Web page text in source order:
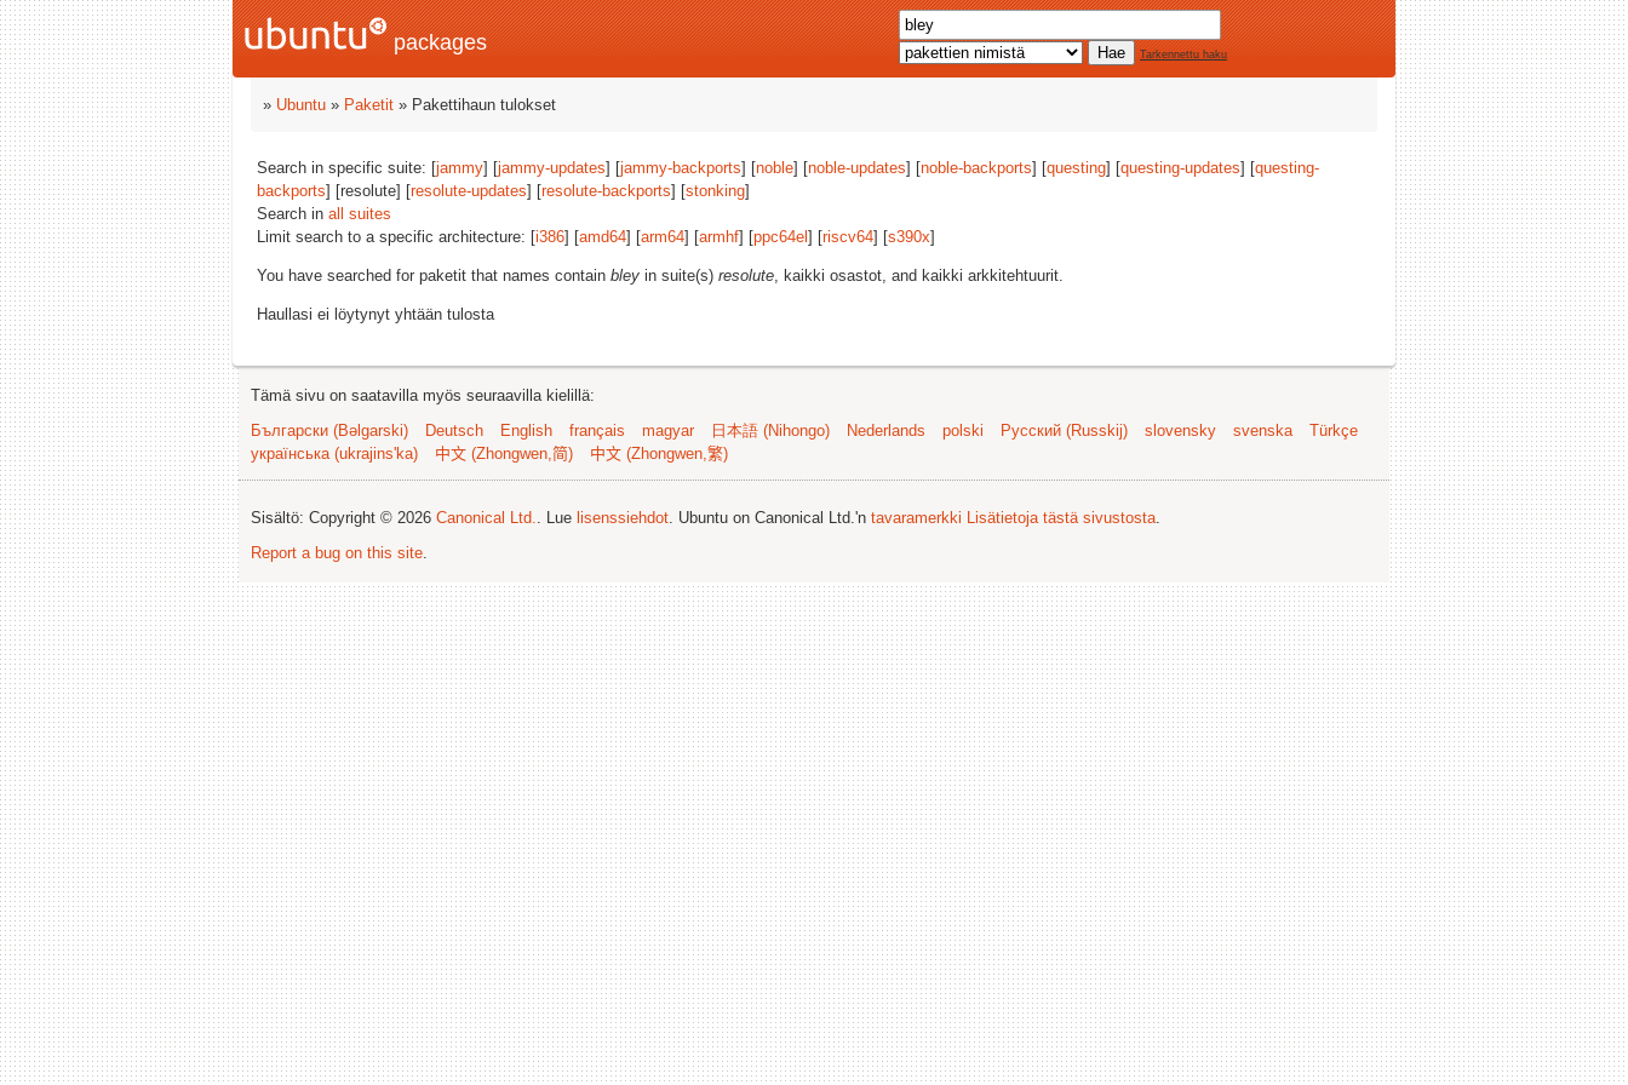
packages Tarkennettu haku
» Ubuntu » Paketit » Pakettihaun tulokset
Search in specific suite: [jammy] [jammy-updates] [jammy-backports] [noble] [noble-updates] [noble-backports] [questing] [questing-updates] [questing-
backports] [resolute] [resolute-updates] [resolute-backports] [stonking]
Search in all suites
Limit search to a specific architecture: [i386] [amd64] [arm64] [armhf] [ppc64el ] [riscv64] [s390x]
You have searched for paketit that names contain bley in suite(s) resolute, kaikki osastot, and kaikki arkkitehtuurit.
Haullasi ei löytynyt yhtään tulosta
Tämä sivu on saatavilla myös seuraavilla kielillä:
Български (Bəlgarski)
Deutsch English français magyar 日本語 (Nihongo) Nederlands polski Русский (Russkij) slovensky svenska
Türkçe
українська (ukrajins'ka)
中文 (Zhongwen,简) 中文 (Zhongwen,繁)
Sisältö: Copyright © 2026 Canonical Ltd.. Lue lisenssiehdot. Ubuntu on Canonical Ltd.'n tavaramerkki Lisätietoja tästä sivustosta.
Report a bug on this site.